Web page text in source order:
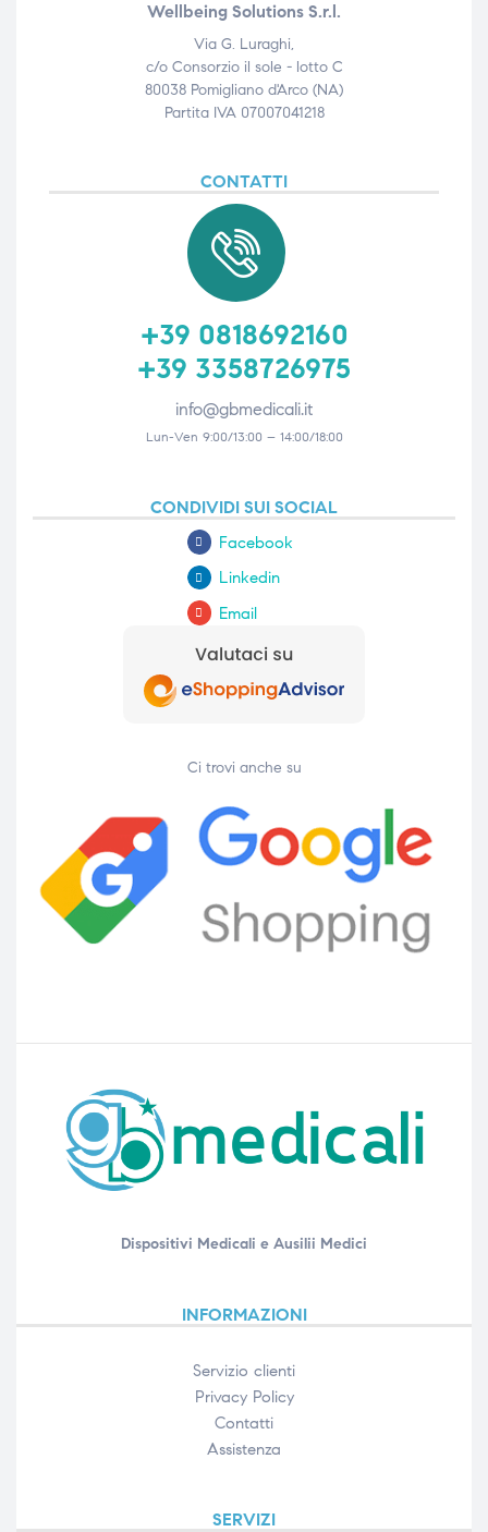
Wellbeing Solutions S.r.l.
Via G. Luraghi,
c/o Consorzio il sole - lotto C
80038 Pomigliano d'Arco (NA)
Partita IVA 07007041218
CONTATTI
+39 0818692160
+39 3358726975
info@gbmedicali.it
Lun-Ven 9:00/13:00 – 14:00/18:00
CONDIVIDI SUI SOCIAL
Facebook
Linkedin
Email
Ci trovi anche su
Dispositivi Medicali e Ausilii Medici
INFORMAZIONI
Servizio clienti
Privacy Policy
Contatti
Assistenza
SERVIZI